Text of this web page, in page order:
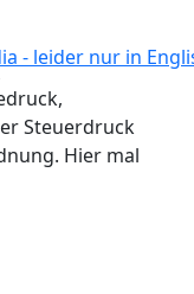
leider nur in
Steuerdruck
Hier mal